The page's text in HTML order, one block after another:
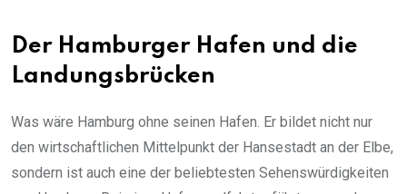
Der Hamburger Hafen und die
Landungsbrücken
Was wäre Hamburg ohne seinen Hafen. Er bildet nicht nur
den wirtschaftlichen Mittelpunkt der Hansestadt an der Elbe,
sondern ist auch eine der beliebtesten Sehenswürdigkeiten